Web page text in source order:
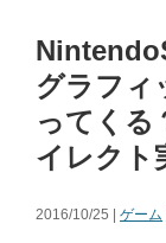
グラフィ
ってくる
イレクト
2016/10/25 | ゲーム